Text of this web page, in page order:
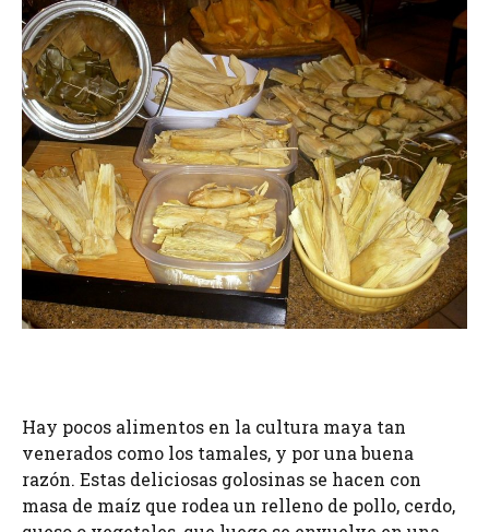
Hay pocos alimentos en la cultura maya tan
venerados como los tamales, y por una buena
razón. Estas deliciosas golosinas se hacen con
masa de maíz que rodea un relleno de pollo, cerdo,